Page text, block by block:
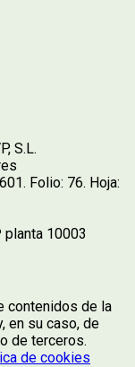
S.L.
Folio: 76. Hoja:
planta 10003
contenidos de la
en su caso, de
de terceros.
de cookies